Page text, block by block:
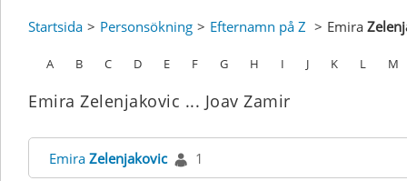
Startsida Personsökning Efternamn på Z Emira
A B C D E F G H I J K L M
Emira Zelenjakovic ... Joav Zamir
Emira Zelenjakovic 1